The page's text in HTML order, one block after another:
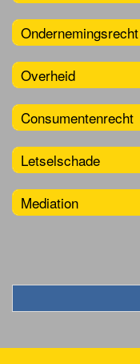
Ondernemingsrecht
Overheid
Consumentenrecht
Letselschade
Mediation